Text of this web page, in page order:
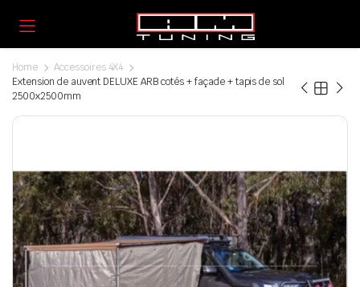
Home
Accessoires 4X4
Extension de auvent DELUXE ARB cotés + façade + tapis de sol
2500x2500mm